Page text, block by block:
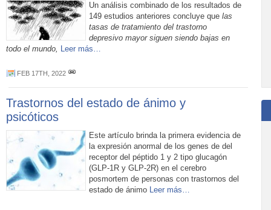
Un análisis combinado de los resultados de
149 estudios anteriores concluye que las
tasas de tratamiento del trastorno
depresivo mayor siguen siendo bajas en
todo el mundo, Leer más…
FEB 17TH, 2022
Trastornos del estado de ánimo y
psicóticos
Este artículo brinda la primera evidencia de
la expresión anormal de los genes de del
receptor del péptido 1 y 2 tipo glucagón
(GLP-1R y GLP-2R) en el cerebro
posmortem de personas con trastornos del
estado de ánimo Leer más…